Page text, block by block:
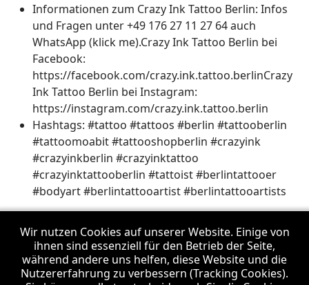
Informationen zum Crazy Ink Tattoo Berlin: Infos
und Fragen unter +49 176 27 11 27 64 auch
WhatsApp (klick me).Crazy Ink Tattoo Berlin bei
Facebook:
https://facebook.com/crazy.ink.tattoo.berlinCrazy
Ink Tattoo Berlin bei Instagram:
https://instagram.com/crazy.ink.tattoo.berlin
Hashtags: #tattoo #tattoos #berlin #tattooberlin
#tattoomoabit #tattooshopberlin #crazyink
#crazyinkberlin #crazyinktattoo
#crazyinktattooberlin #tattoist #berlintattooer
#bodyart #berlintattooartist #berlintattooartists
Vorheriger Beitrag: WhatsApp Nachrichten kommen nicht
WhatsApp Nachrichten kommen nicht an - bitte per
Telegram
Nächster Beitrag: Crazy Ink Tattoo
Crazy Ink Tattoo Berlin im Sommer
Wir nutzen Cookies auf unserer Website. Einige von
ihnen sind essenziell für den Betrieb der Seite,
während andere uns helfen, diese Website und die
Nutzererfahrung zu verbessern (Tracking Cookies).